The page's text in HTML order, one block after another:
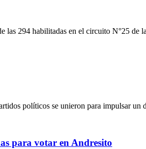
las 294 habilitadas en el circuito N°25 de
políticos se unieron para impulsar
para votar en Andresito